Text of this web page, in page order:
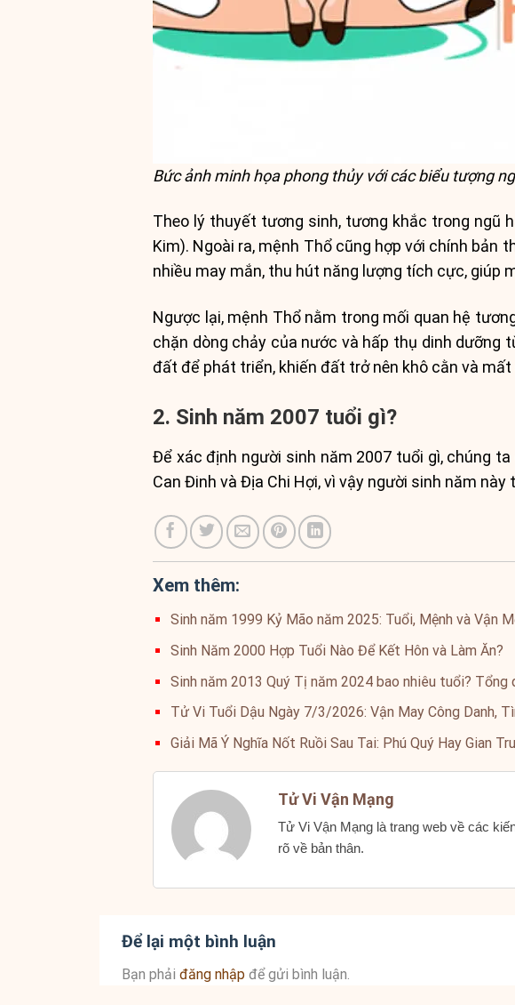
Bức ảnh minh họa phong thủy với các biểu tượng
Theo lý thuyết tương sinh, tương khắc trong ngũ
Kim). Ngoài ra, mệnh Thổ cũng hợp với chính bản
nhiều may mắn, thu hút năng lượng tích cực, giúp
Ngược lại, mệnh Thổ nằm trong mối quan hệ
chặn dòng chảy của nước và hấp thụ dinh
đất để phát triển, khiến đất trở nên khô cằn và mất
2. Sinh năm 2007 tuổi gì?
Để xác định người sinh năm 2007 tuổi gì, chúng
Can Đinh và Địa Chi Hợi, vì vậy người sinh năm
Xem thêm:
Sinh năm 1999 Kỷ Mão năm 2025: Tuổi, Mệnh và Vận
Sinh Năm 2000 Hợp Tuổi Nào Để Kết Hôn và Làm Ăn?
Sinh năm 2013 Quý Tị năm 2024 bao nhiêu tuổi? Tổng
Tử Vi Tuổi Dậu Ngày 7/3/2026: Vận May Công Danh,
Giải Mã Ý Nghĩa Nốt Ruồi Sau Tai: Phú Quý Hay Gian
Tử Vi Vận Mạng
Tử Vi Vận Mạng là trang web về các
rõ về bản thân.
Để lại một bình luận
Bạn phải đăng nhập để gửi bình luận.